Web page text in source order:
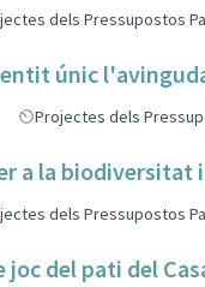
dels Pressupostos
únic
Projectes dels
a la biodiversitat
dels Pressupostos
joc del pati del